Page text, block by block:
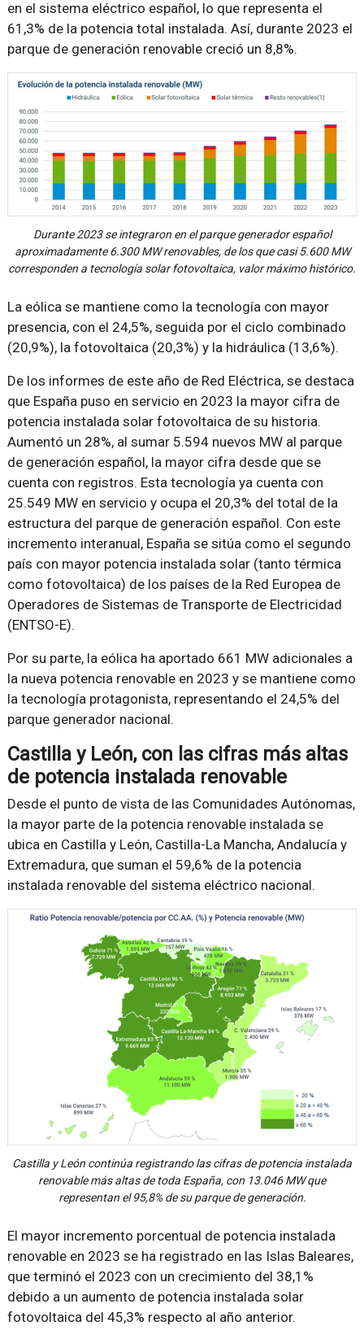
en el sistema eléctrico español, lo que representa el
61,3% de la potencia total instalada. Así, durante 2023 el
parque de generación renovable creció un 8,8%.
Durante 2023 se integraron en el parque generador español
aproximadamente 6.300 MW renovables, de los que casi 5.600 MW
corresponden a tecnología solar fotovoltaica, valor máximo histórico.
La eólica se mantiene como la tecnología con mayor
presencia, con el 24,5%, seguida por el ciclo combinado
(20,9%), la fotovoltaica (20,3%) y la hidráulica (13,6%).
De los informes de este año de Red Eléctrica, se destaca
que España puso en servicio en 2023 la mayor cifra de
potencia instalada solar fotovoltaica de su historia.
Aumentó un 28%, al sumar 5.594 nuevos MW al parque
de generación español, la mayor cifra desde que se
cuenta con registros. Esta tecnología ya cuenta con
25.549 MW en servicio y ocupa el 20,3% del total de la
estructura del parque de generación español. Con este
incremento interanual, España se sitúa como el segundo
país con mayor potencia instalada solar (tanto térmica
como fotovoltaica) de los países de la Red Europea de
Operadores de Sistemas de Transporte de Electricidad
(ENTSO-E).
Por su parte, la eólica ha aportado 661 MW adicionales a
la nueva potencia renovable en 2023 y se mantiene como
la tecnología protagonista, representando el 24,5% del
parque generador nacional.
Castilla y León, con las cifras más altas
de potencia instalada renovable
Desde el punto de vista de las Comunidades Autónomas,
la mayor parte de la potencia renovable instalada se
ubica en Castilla y León, Castilla-La Mancha, Andalucía y
Extremadura, que suman el 59,6% de la potencia
instalada renovable del sistema eléctrico nacional.
Castilla y León continúa registrando las cifras de potencia instalada
renovable más altas de toda España, con 13.046 MW que
representan el 95,8% de su parque de generación.
El mayor incremento porcentual de potencia instalada
renovable en 2023 se ha registrado en las Islas Baleares,
que terminó el 2023 con un crecimiento del 38,1%
debido a un aumento de potencia instalada solar
fotovoltaica del 45,3% respecto al año anterior.